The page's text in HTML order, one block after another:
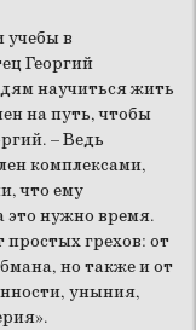
учебы в
Георгий
научиться жить
на путь, чтобы
– Ведь
комплексами,
что ему
это нужно время.
простых грехов: от
но также и от
уныния,